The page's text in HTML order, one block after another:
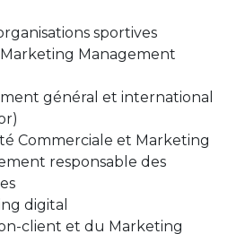
sportives
Marketing Management
général et international
Commerciale et Marketing
responsable des
digital
client et du Marketing